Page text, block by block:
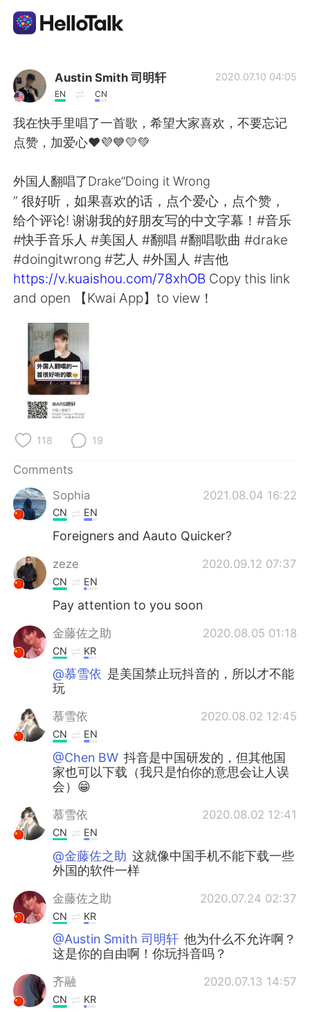
Language Exchange App
AI Grammar Checker
English
简体中文 繁體中文
Español العربية
Français Deutsch
Русский
Indonesia
Türkçe
Austin Smith 司明轩
EN CN
2020.07.10 04:05
我在快手里唱了一首歌，希望大家喜欢，不要忘记
点赞，加爱心❤️💜💙💛💚
外国人翻唱了Drake“Doing it Wrong
” 很好听，如果喜欢的话，点个爱心，点个赞，
给个评论! 谢谢我的好朋友写的中文字幕！#音乐
#快手音乐人 #美国人 #翻唱 #翻唱歌曲 #drake
#doingitwrong #艺人 #外国人 #吉他
https://v.kuaishou.com/78xhOB Copy this link
and open 【Kwai App】to view！
118 19
Comments
Sophia
2021.08.04 16:22
CN EN
Foreigners and Aauto Quicker?
zeze 2020.09.12 07:37
CN EN
Pay attention to you soon
金藤佐之助 2020.08.05 01:18
CN KR
@慕雪依 是美国禁止玩抖音的，所以才不能
玩
慕雪依 2020.08.02 12:45
CN EN
@Chen BW 抖音是中国研发的，但其他国
家也可以下载（我只是怕你的意思会让人误
会）😁
慕雪依 2020.08.02 12:41
CN EN
@金藤佐之助 这就像中国手机不能下载一些
外国的软件一样
金藤佐之助 2020.07.24 02:37
CN KR
@Austin Smith 司明轩 他为什么不允许啊？
这是你的自由啊！你玩抖音吗？
齐融 2020.07.13 14:57
CN KR